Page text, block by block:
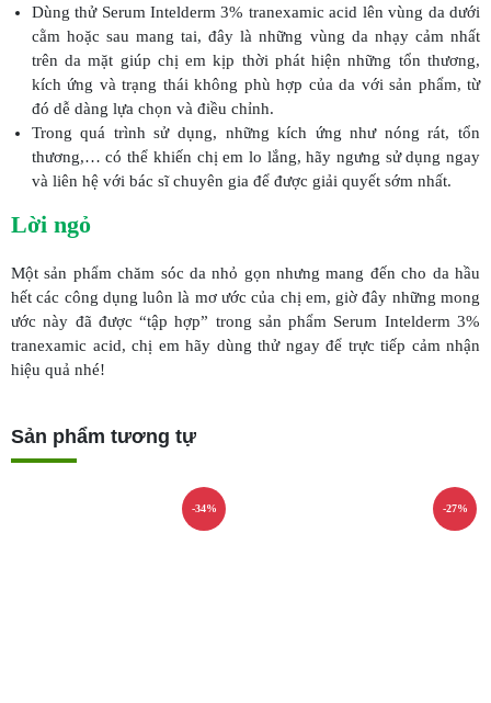
Dùng thử Serum Intelderm 3% tranexamic acid lên vùng da dưới
cằm hoặc sau mang tai, đây là những vùng da nhạy cảm nhất
trên da mặt giúp chị em kịp thời phát hiện những tổn thương,
kích ứng và trạng thái không phù hợp của da với sản phẩm, từ
đó dễ dàng lựa chọn và điều chỉnh.
Trong quá trình sử dụng, những kích ứng như nóng rát, tổn
thương,… có thể khiến chị em lo lắng, hãy ngưng sử dụng ngay
và liên hệ với bác sĩ chuyên gia để được giải quyết sớm nhất.
Lời ngỏ
Một sản phẩm chăm sóc da nhỏ gọn nhưng mang đến cho da hầu
hết các công dụng luôn là mơ ước của chị em, giờ đây những mong
ước này đã được “tập hợp” trong sản phẩm Serum Intelderm 3%
tranexamic acid, chị em hãy dùng thử ngay để trực tiếp cảm nhận
hiệu quả nhé!
Sản phẩm tương tự
-34% -27%